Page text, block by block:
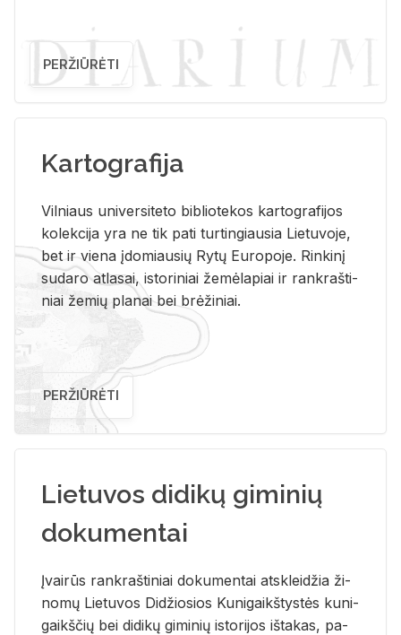
PERŽIŪRĖTI
Kartografija
Vil­niaus uni­ver­si­te­to bi­b­lio­te­kos kar­to­gra­fi­jos
ko­lek­ci­ja yra ne tik pati tur­tin­giau­sia Lie­tu­vo­je,
bet ir vie­na įdo­miau­sių Rytų Eu­ro­po­je. Rin­ki­nį
su­da­ro at­la­sai, is­to­ri­niai že­mė­la­piai ir rank­raš­ti­
niai že­mių pla­nai bei brė­ži­niai.
PERŽIŪRĖTI
Lietuvos didikų giminių
dokumentai
Įvai­rūs rank­raš­ti­niai do­ku­men­tai at­sklei­džia ži­
no­mų Lie­tu­vos Di­džio­sios Ku­ni­gaikš­tys­tės ku­ni­
gaikš­čių bei di­di­kų gi­mi­nių is­to­ri­jos iš­ta­kas, pa­